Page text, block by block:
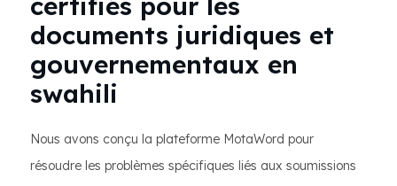
documents juridiques et
gouvernementaux en
swahili
Nous avons conçu la plateforme MotaWord pour
résoudre les problèmes spécifiques liés aux soumissions